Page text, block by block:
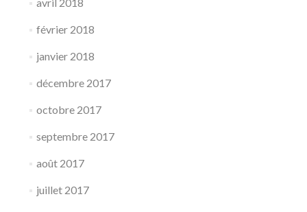
février 2018
janvier 2018
décembre 2017
octobre 2017
septembre 2017
août 2017
juillet 2017